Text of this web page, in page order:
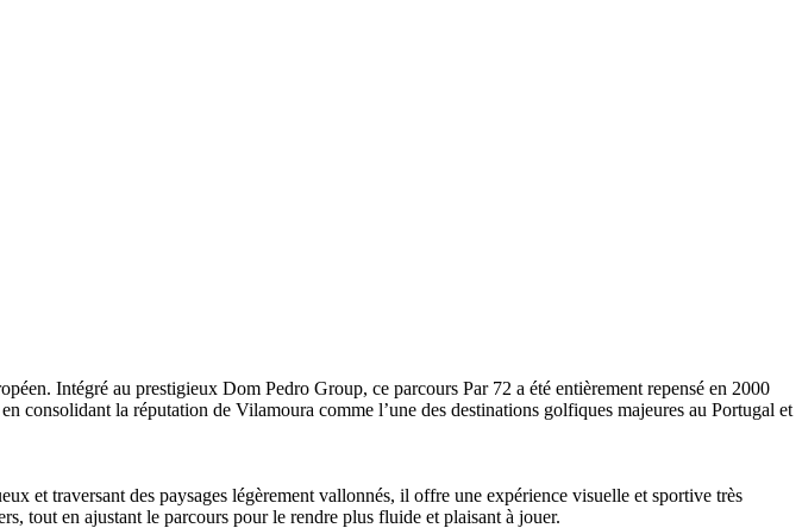
Intégré au prestigieux Dom Pedro Group, ce parcours Par 72 a été entièrement repensé en 2000
consolidant la réputation de Vilamoura comme l’une des destinations golfiques majeures au Portugal et
et traversant des paysages légèrement vallonnés, il offre une expérience visuelle et sportive très
tout en ajustant le parcours pour le rendre plus fluide et plaisant à jouer.